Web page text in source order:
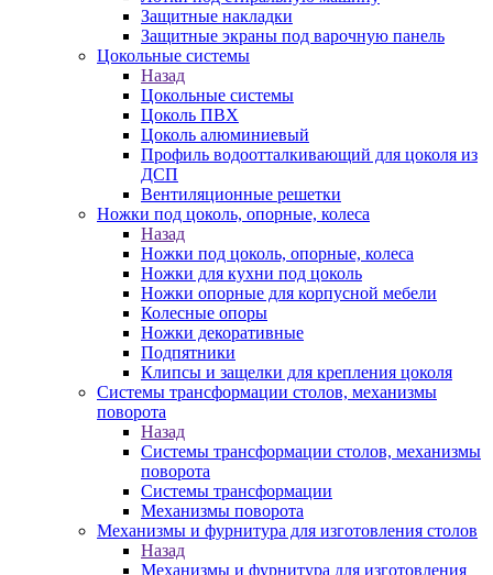
Защитные накладки
Защитные экраны под варочную панель
Цокольные системы
Назад
Цокольные системы
Цоколь ПВХ
Цоколь алюминиевый
Профиль водоотталкивающий для цоколя из
ДСП
Вентиляционные решетки
Ножки под цоколь, опорные, колеса
Назад
Ножки под цоколь, опорные, колеса
Ножки для кухни под цоколь
Ножки опорные для корпусной мебели
Колесные опоры
Ножки декоративные
Подпятники
Клипсы и защелки для крепления цоколя
Системы трансформации столов, механизмы
поворота
Назад
Системы трансформации столов, механизмы
поворота
Системы трансформации
Механизмы поворота
Механизмы и фурнитура для изготовления столов
Назад
Механизмы и фурнитура для изготовления